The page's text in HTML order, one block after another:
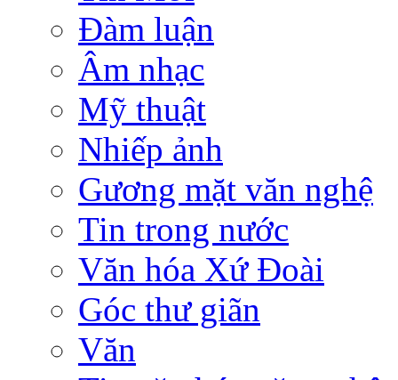
Đàm luận
Âm nhạc
Mỹ thuật
Nhiếp ảnh
Gương mặt văn nghệ
Tin trong nước
Văn hóa Xứ Đoài
Góc thư giãn
Văn